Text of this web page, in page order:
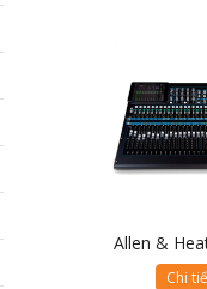
Allen &
Chi